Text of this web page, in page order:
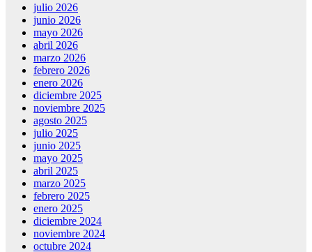
julio 2026
junio 2026
mayo 2026
abril 2026
marzo 2026
febrero 2026
enero 2026
diciembre 2025
noviembre 2025
agosto 2025
julio 2025
junio 2025
mayo 2025
abril 2025
marzo 2025
febrero 2025
enero 2025
diciembre 2024
noviembre 2024
octubre 2024